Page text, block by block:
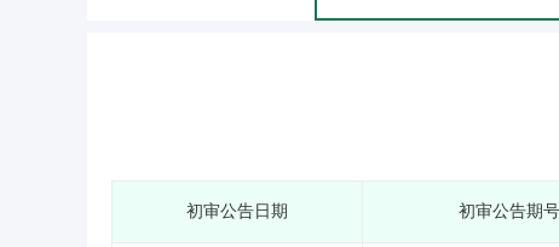
初审公告日期 初审公告期号